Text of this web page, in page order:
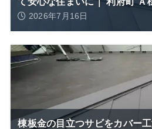
2026年7月16日
棟板金の目立つサビをカバー